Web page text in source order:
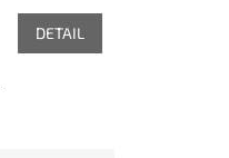
DETAIL